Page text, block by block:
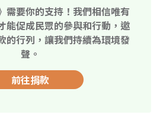
需要你的支持！我們相信唯有
能促成民眾的參與和行動，邀
的行列，讓我們持續為環境發
聲。
前往捐款